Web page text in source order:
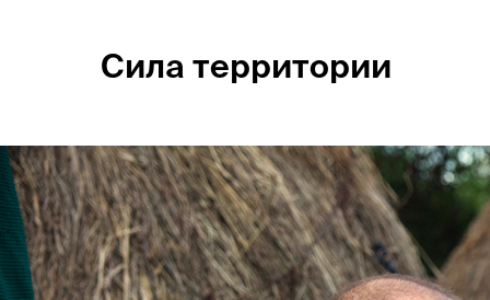
Мир
Сила территории